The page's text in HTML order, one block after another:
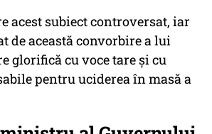
acest subiect controversat, iar
de această convorbire a lui
glorifică cu voce tare și cu
pentru uciderea în masă a